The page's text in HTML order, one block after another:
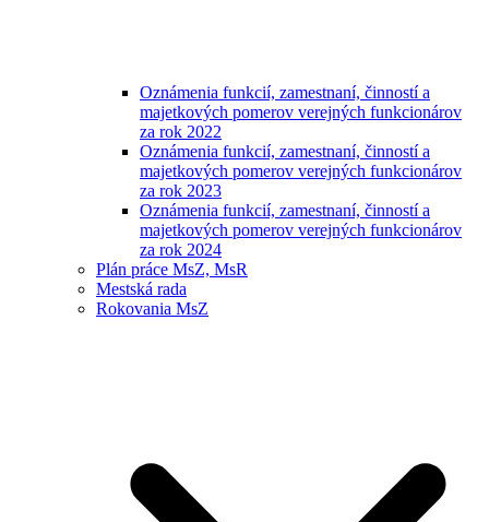
Oznámenia funkcií, zamestnaní, činností a
majetkových pomerov verejných funkcionárov
za rok 2022
Oznámenia funkcií, zamestnaní, činností a
majetkových pomerov verejných funkcionárov
za rok 2023
Oznámenia funkcií, zamestnaní, činností a
majetkových pomerov verejných funkcionárov
za rok 2024
Plán práce MsZ, MsR
Mestská rada
Rokovania MsZ